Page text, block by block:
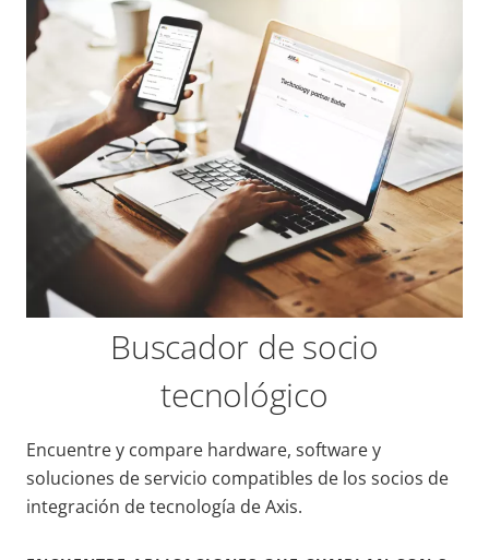
Buscador de socio
tecnológico
Encuentre y compare hardware, software y
soluciones de servicio compatibles de los socios de
integración de tecnología de Axis.